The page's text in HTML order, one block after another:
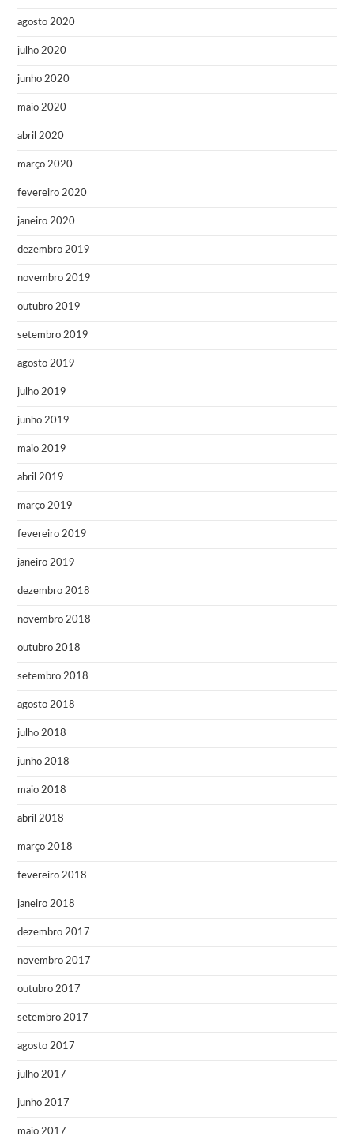
agosto 2020
julho 2020
junho 2020
maio 2020
abril 2020
março 2020
fevereiro 2020
janeiro 2020
dezembro 2019
novembro 2019
outubro 2019
setembro 2019
agosto 2019
julho 2019
junho 2019
maio 2019
abril 2019
março 2019
fevereiro 2019
janeiro 2019
dezembro 2018
novembro 2018
outubro 2018
setembro 2018
agosto 2018
julho 2018
junho 2018
maio 2018
abril 2018
março 2018
fevereiro 2018
janeiro 2018
dezembro 2017
novembro 2017
outubro 2017
setembro 2017
agosto 2017
julho 2017
junho 2017
maio 2017